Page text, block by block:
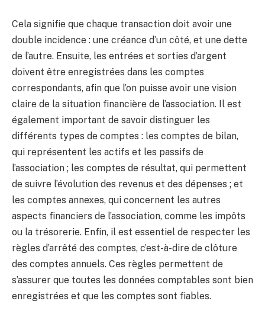
Cela signifie que chaque transaction doit avoir une
double incidence : une créance d’un côté, et une dette
de l’autre. Ensuite, les entrées et sorties d’argent
doivent être enregistrées dans les comptes
correspondants, afin que l’on puisse avoir une vision
claire de la situation financière de l’association. Il est
également important de savoir distinguer les
différents types de comptes : les comptes de bilan,
qui représentent les actifs et les passifs de
l’association ; les comptes de résultat, qui permettent
de suivre l’évolution des revenus et des dépenses ; et
les comptes annexes, qui concernent les autres
aspects financiers de l’association, comme les impôts
ou la trésorerie. Enfin, il est essentiel de respecter les
règles d’arrêté des comptes, c’est-à-dire de clôture
des comptes annuels. Ces règles permettent de
s’assurer que toutes les données comptables sont bien
enregistrées et que les comptes sont fiables.